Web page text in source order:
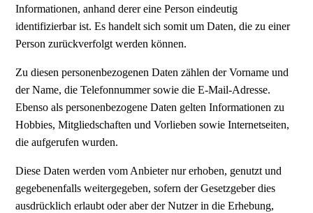
Informationen, anhand derer eine Person eindeutig
identifizierbar ist. Es handelt sich somit um Daten, die zu einer
Person zurückverfolgt werden können.
Zu diesen personenbezogenen Daten zählen der Vorname und
der Name, die Telefonnummer sowie die E-Mail-Adresse.
Ebenso als personenbezogene Daten gelten Informationen zu
Hobbies, Mitgliedschaften und Vorlieben sowie Internetseiten,
die aufgerufen wurden.
Diese Daten werden vom Anbieter nur erhoben, genutzt und
gegebenenfalls weitergegeben, sofern der Gesetzgeber dies
ausdrücklich erlaubt oder aber der Nutzer in die Erhebung,